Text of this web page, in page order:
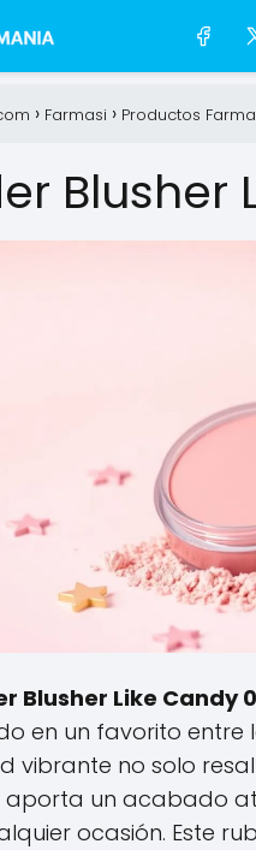
Farmasi Productos
Blusher
Blusher Like Candy
en un favorito entre
vibrante no solo
aporta un acabado
ocasión. Este